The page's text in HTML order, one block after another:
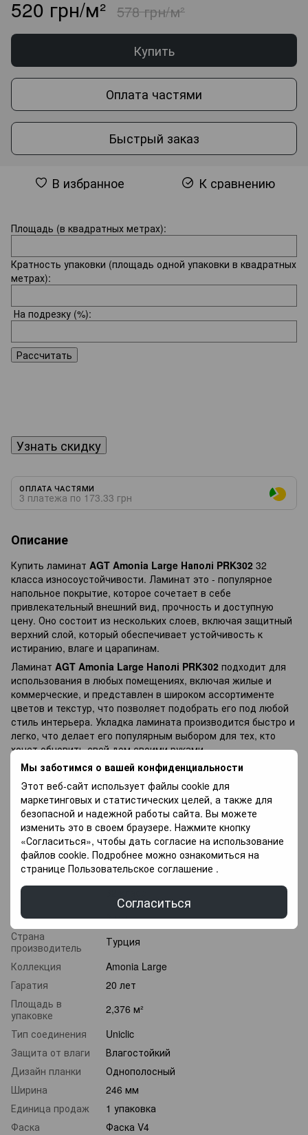
Мы заботимся о вашей конфиденциальности
Этот веб-сайт использует файлы cookie для
маркетинговых и статистических целей, а также для
безопасной и надежной работы сайта. Вы можете
изменить это в своем браузере. Нажмите кнопку
«Согласиться», чтобы дать согласие на использование
файлов cookie. Подробнее можно ознакомиться на
странице Пользовательское соглашение .
Согласиться
520 грн/м² 578 грн/м²
Купить
Оплата частями
Быстрый заказ
В избранное К сравнению
Площадь (в квадратных метрах):
Кратность упаковки (площадь одной упаковки в квадратных
метрах):
На подрезку (%):
Рассчитать
Узнать скидку
ОПЛАТА ЧАСТЯМИ
3 платежа по 173.33 грн
Описание
Купить ламинат AGT Amonia Large Наполі PRK302 32
класса износоустойчивости. Ламинат это - популярное
напольное покрытие, которое сочетает в себе
привлекательный внешний вид, прочность и доступную
цену. Оно состоит из нескольких слоев, включая защитный
верхний слой, который обеспечивает устойчивость к
истиранию, влаге и царапинам.
Ламинат AGT Amonia Large Наполі PRK302 подходит для
использования в любых помещениях, включая жилые и
коммерческие, и представлен в широком ассортименте
цветов и текстур, что позволяет подобрать его под любой
стиль интерьера. Укладка ламината производится быстро и
легко, что делает его популярным выбором для тех, кто
хочет обновить свой дом своими руками.
Если вы не можете подобрать ламинат напиши
специалисты с радостью Вам помогут в Выборе, так же у
Вас есть возможность купить напольное покрытие в оплату
частями, и оплачивать разными платежами в течение 3
месяцев.
Характеристики
Класс
Толщина
8 мм
Страна
производитель
Турция
Коллекция
Amonia Large
Гаратия
20 лет
Площадь в
упаковке
2,376 м²
Тип соединения
Uniclic
Защита от влаги
Влагостойкий
Дизайн планки
Однополосный
Ширина
246 мм
Единица продаж
1 упаковка
Фаска
Фаска V4